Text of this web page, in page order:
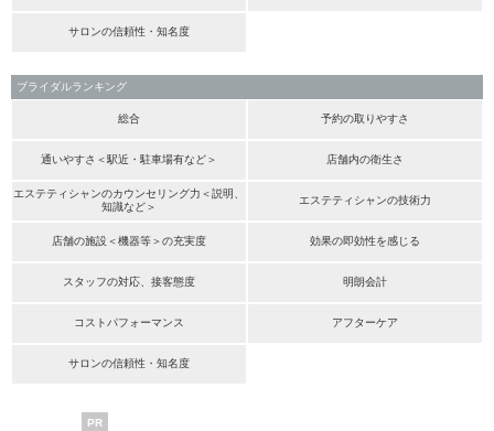
サロンの信頼性・知名度
ブライダルランキング
総合 予約の取りやすさ
通いやすさ＜駅近・駐車場有など＞ 店舗内の衛生さ
エステティシャンのカウンセリング力＜説明、
知識など＞
エステティシャンの技術力
店舗の施設＜機器等＞の充実度 効果の即効性を感じる
スタッフの対応、接客態度 明朗会計
コストパフォーマンス アフターケア
サロンの信頼性・知名度
PR